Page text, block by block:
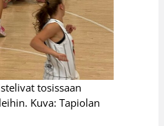
tosissaan
Kuva: Tapiolan